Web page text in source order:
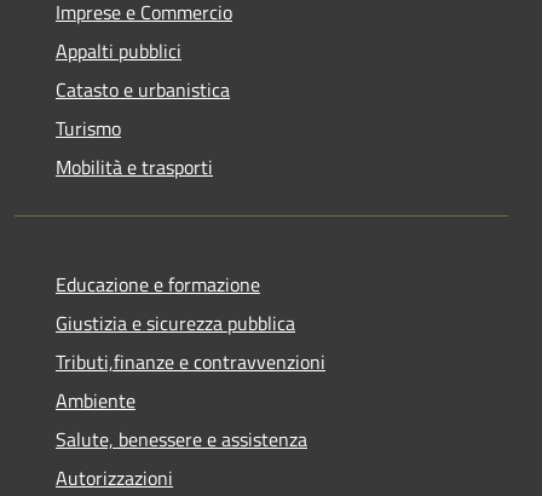
Imprese e Commercio
Appalti pubblici
Catasto e urbanistica
Turismo
Mobilità e trasporti
Educazione e formazione
Giustizia e sicurezza pubblica
Tributi,finanze e contravvenzioni
Ambiente
Salute, benessere e assistenza
Autorizzazioni